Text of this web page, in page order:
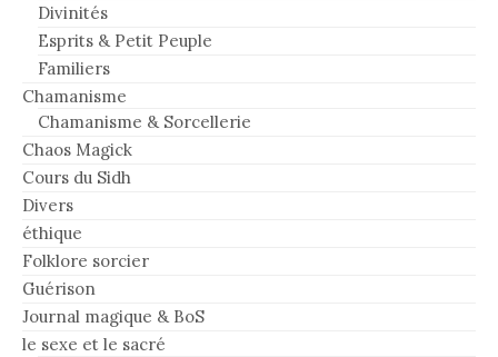
Divinités
Esprits & Petit Peuple
Familiers
Chamanisme
Chamanisme & Sorcellerie
Chaos Magick
Cours du Sidh
Divers
éthique
Folklore sorcier
Guérison
Journal magique & BoS
le sexe et le sacré